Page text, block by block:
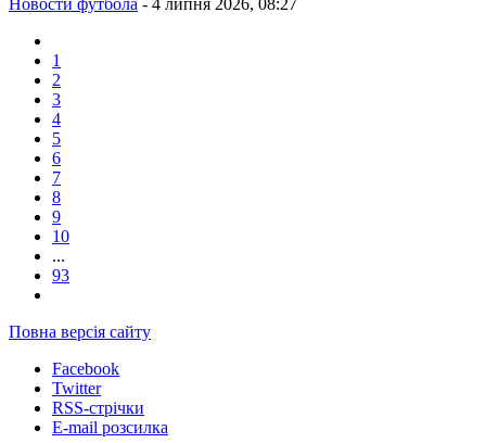
1
2
3
4
5
6
7
8
9
10
...
93
Повна версія сайту
Facebook
Twitter
RSS-стрічки
E-mail розсилка